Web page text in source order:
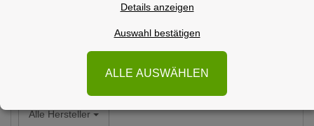
Alle Hersteller
Details anzeigen
Auswahl bestätigen
ALLE AUSWÄHLEN